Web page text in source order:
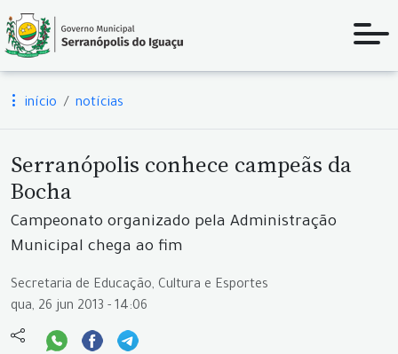
início notícias
Serranópolis conhece campeãs da
Bocha
Campeonato organizado pela Administração
Municipal chega ao fim
Secretaria de Educação, Cultura e Esportes
qua, 26 jun 2013 - 14:06